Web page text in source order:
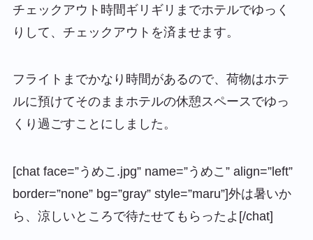
チェックアウト時間ギリギリまでホテルでゆっく
りして、チェックアウトを済ませます。
フライトまでかなり時間があるので、荷物はホテ
ルに預けてそのままホテルの休憩スペースでゆっ
くり過ごすことにしました。
[chat face=”うめこ.jpg” name=”うめこ” align=”left”
border=”none” bg=”gray” style=”maru”]外は暑いか
ら、涼しいところで待たせてもらったよ[/chat]